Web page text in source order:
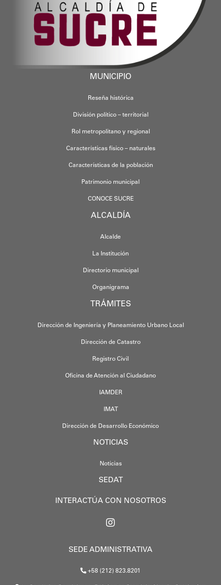
MUNICIPIO
Reseña histórica
División político – territorial
Rol metropolitano y regional
Características físico – naturales
Características de la población
Patrimonio municipal
CONOCE SUCRE
ALCALDÍA
Alcalde
La Institución
Directorio municipal
Organigrama
TRÁMITES
Dirección de Ingeniería y Planeamiento Urbano Local
Dirección de Catastro
Registro Civil
Oficina de Atención al Ciudadano
IAMDER
IMAT
Dirección de Desarrollo Económico
NOTICIAS
Noticias
SEDAT
INTERACTÚA CON NOSOTROS
SEDE ADMINISTRATIVA
+58 (212) 823.8201